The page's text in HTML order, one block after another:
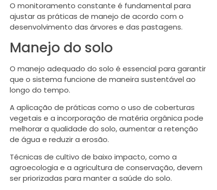
O monitoramento constante é fundamental para
ajustar as práticas de manejo de acordo com o
desenvolvimento das árvores e das pastagens.
Manejo do solo
O manejo adequado do solo é essencial para garantir
que o sistema funcione de maneira sustentável ao
longo do tempo.
A aplicação de práticas como o uso de coberturas
vegetais e a incorporação de matéria orgânica pode
melhorar a qualidade do solo, aumentar a retenção
de água e reduzir a erosão.
Técnicas de cultivo de baixo impacto, como a
agroecologia e a agricultura de conservação, devem
ser priorizadas para manter a saúde do solo.